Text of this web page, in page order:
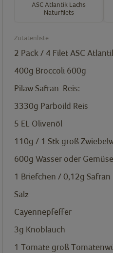
ASC Atlantik Lachs
Naturfilets
Zutatenliste
2 Pack / 4 Filet ASC
400g Broccoli 600g
Pilaw Safran-Reis:
3330g Parboild Reis
5 EL Olivenöl
110g / 1 Stk groß
600g Wasser oder
1 Briefchen / 0,12g Safran
Salz
Cayennepfeffer
3g Knoblauch
1 Tomate groß